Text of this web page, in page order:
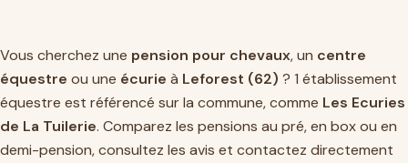
Vous cherchez une pension pour chevaux, un centre
équestre ou une écurie à Leforest (62) ? 1 établissement
équestre est référencé sur la commune, comme Les Ecuries
de La Tuilerie. Comparez les pensions au pré, en box ou en
demi-pension, consultez les avis et contactez directement